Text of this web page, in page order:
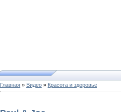
Главная » Видео » Красота и здоровье